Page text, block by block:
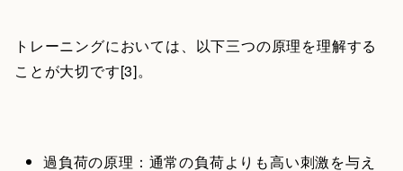
トレーニングにおいては、以下三つの原理を理解する
ことが大切です[3]。
過負荷の原理：通常の負荷よりも高い刺激を与え